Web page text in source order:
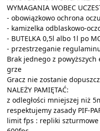
WYMAGANIA WOBEC
- obowiązkowo ochrona oczu
- kamizelka odblaskowo-
- BUTELKA 0,5l albo 1l po
- przestrzeganie
Brak jednego z
grze
Gracz nie zostanie
NALEŻY PAMIĘTAĆ:
z odległości mniejszej niż
respektujemy zasady PIF-
limit fps : repliki szturmowe